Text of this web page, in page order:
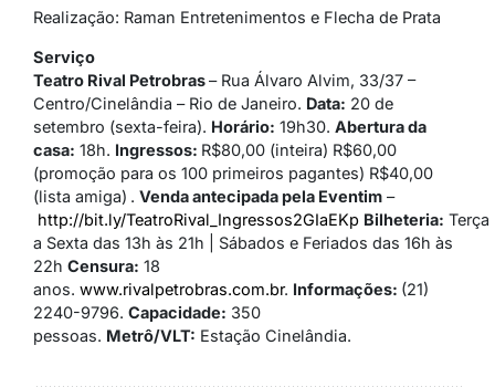
Realização: Raman Entretenimentos e Flecha de Prata
Serviço
Teatro Rival Petrobras– Rua Álvaro Alvim, 33/37 –
Centro/Cinelândia – Rio de Janeiro. Data: 20 de
setembro (sexta-feira). Horário: 19h30. Abertura da
casa: 18h. Ingressos: R$80,00 (inteira) R$60,00
(promoção para os 100 primeiros pagantes) R$40,00
(lista amiga) . Venda antecipada pela Eventim –
http://bit.ly/TeatroRival_Ingressos2GIaEKp Bilheteria: Terça
a Sexta das 13h às 21h | Sábados e Feriados das 16h às
22h Censura: 18
anos. www.rivalpetrobras.com.br. Informações: (21)
2240-9796. Capacidade: 350
pessoas. Metrô/VLT: Estação Cinelândia.